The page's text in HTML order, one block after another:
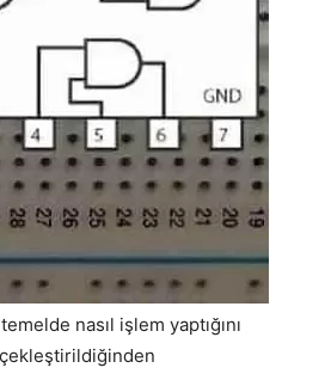
nasıl işlem yaptığını